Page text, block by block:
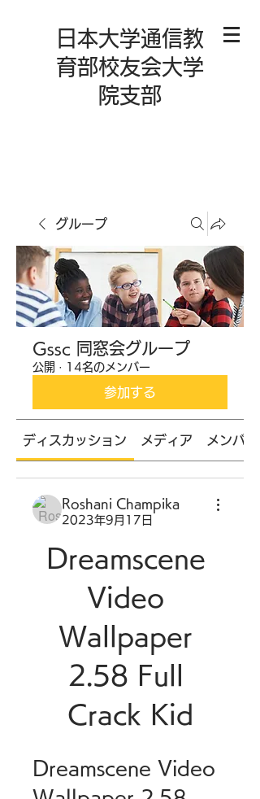
日本大学通信教
育部校友会大学
院支部
グループ
Gssc 同窓会グループ
公開 · 14名のメンバー
参加する
ディスカッション メディア メンバー
Roshani Champika
2023年9月17日
Dreamscene
Video
Wallpaper
2.58 Full
Crack Kid
Dreamscene Video